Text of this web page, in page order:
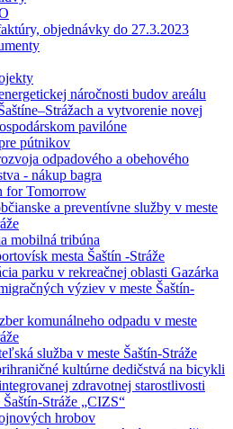
objednávky do 27.3.2023
náročnosti budov areálu
a vytvorenie novej
pavilóne
pútnikov
odpadového a obehového
- nákup bagra
for Tomorrow
a preventívne služby v meste
mobilná tribúna
mesta Šaštín -Stráže
parku v rekreačnej oblasti Gazárka
výziev v meste Šaštín-
komunálneho odpadu v meste
služba v meste Šaštín-Stráže
kultúrne dedičstvá na bicykli
zdravotnej starostlivosti
Šaštín-Stráže „CIZS“
hrobov